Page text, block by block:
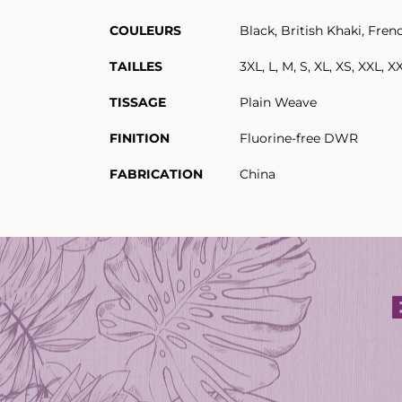
COULEURS Black, British Khaki,
TAILLES 3XL, L, M, S, XL, XS, XXL,
TISSAGE Plain Weave
FINITION Fluorine-free DWR
FABRICATION China